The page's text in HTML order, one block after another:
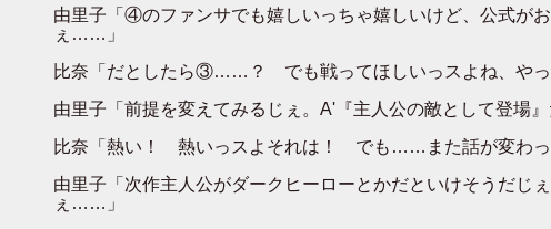
由里子「④のファンサでも嬉しいっちゃ嬉しいけど、公式が
ぇ……」
比奈「だとしたら③……？ でも戦ってほしいっスよね、やっ
由里子「前提を変えてみるじぇ。A'『主人公の敵として登場』
比奈「熱い！ 熱いっスよそれは！ でも……また話が変わっ
由里子「次作主人公がダークヒーローとかだといけそうだじ
ぇ……」